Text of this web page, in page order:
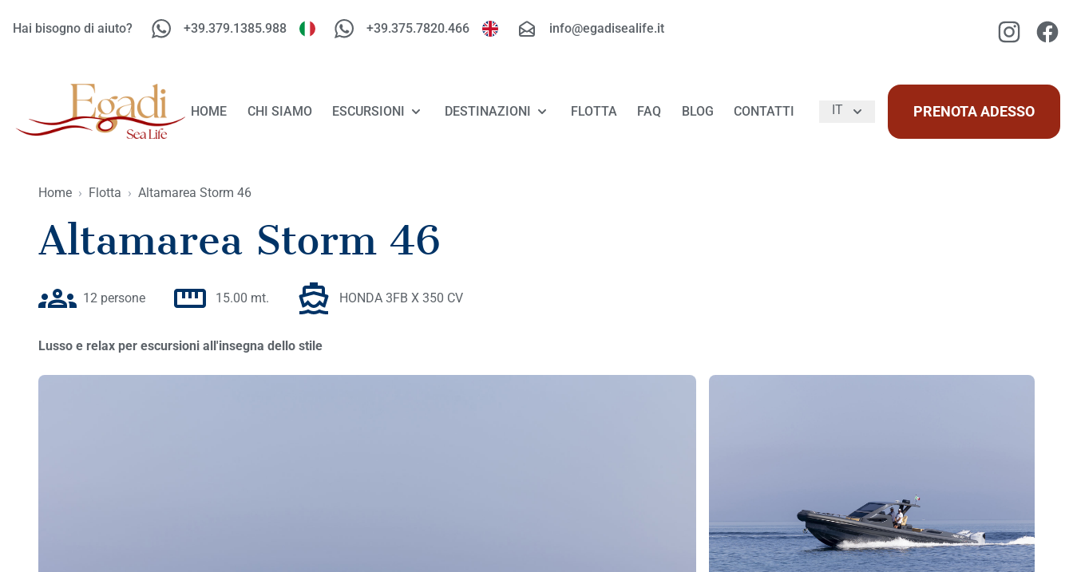
Hai bisogno di aiuto? +39.379.1385.988 +39.375.7820.466 info@egadisealife.it Instagram
HOME CHI SIAMO ESCURSIONI
TOUR RISERVA DELLO ZINGARO - SAN
DESTINAZIONI FLOTTA FAQ BLOG CONTATTI IT PRENOTA ADESSO
Home › Flotta › Altamarea Storm 46
Altamarea Storm 46
12 persone 15.00 mt. HONDA 3FB X 350 CV
Lusso e relax per escursioni all'insegna dello stile